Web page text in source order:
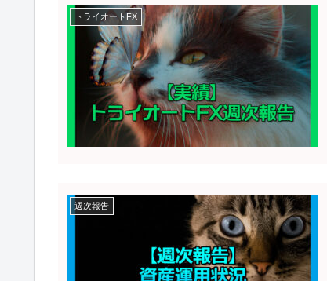
トライオートFX
週次報告